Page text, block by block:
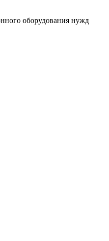
оборудования нужд